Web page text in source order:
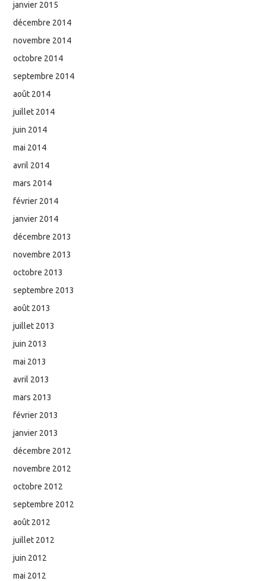
janvier 2015
décembre 2014
novembre 2014
octobre 2014
septembre 2014
août 2014
juillet 2014
juin 2014
mai 2014
avril 2014
mars 2014
février 2014
janvier 2014
décembre 2013
novembre 2013
octobre 2013
septembre 2013
août 2013
juillet 2013
juin 2013
mai 2013
avril 2013
mars 2013
février 2013
janvier 2013
décembre 2012
novembre 2012
octobre 2012
septembre 2012
août 2012
juillet 2012
juin 2012
mai 2012